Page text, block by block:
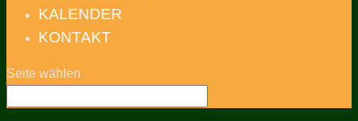
KALENDER
KONTAKT
Seite wählen